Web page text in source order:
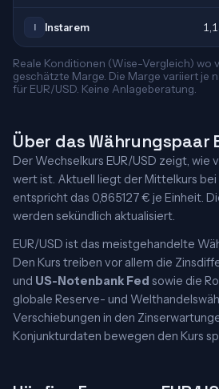
I Instarem
Reale Konditionen (Wise-Vergleich) wo
geschätzte Marge. Die Marge variiert je
für EUR/USD. Keine Anlageberatung.
Über das Währungspaar
Der Wechselkurs EUR/USD zeigt, wie
wert ist. Aktuell liegt der Mittelkurs bei
entspricht das 0,865127 € je Einheit.
werden sekündlich aktualisiert.
EUR/USD ist das meistgehandelte
Den Kurs treiben vor allem die
und US-Notenbank Fed sowie die
globale Reserve- und
Verschiebungen in den
Konjunkturdaten bewegen den Kurs